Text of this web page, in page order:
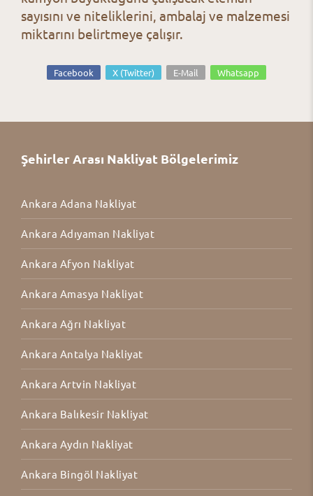
sayısını ve niteliklerini, ambalaj ve malzemesi
miktarını belirtmeye çalışır.
Facebook X (Twitter) E-Mail Whatsapp
Şehirler Arası Nakliyat Bölgelerimiz
Ankara Adana Nakliyat
Ankara Adıyaman Nakliyat
Ankara Afyon Nakliyat
Ankara Amasya Nakliyat
Ankara Ağrı Nakliyat
Ankara Antalya Nakliyat
Ankara Artvin Nakliyat
Ankara Balıkesir Nakliyat
Ankara Aydın Nakliyat
Ankara Bingöl Nakliyat